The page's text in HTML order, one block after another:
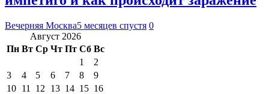
Вечерняя Москва5 месяцев спустя 0
Август 2026
Пн Вт Ср Чт Пт Сб Вс
1
2
3
4 5 6 7 8
9
10 11 12 13 14 15 16